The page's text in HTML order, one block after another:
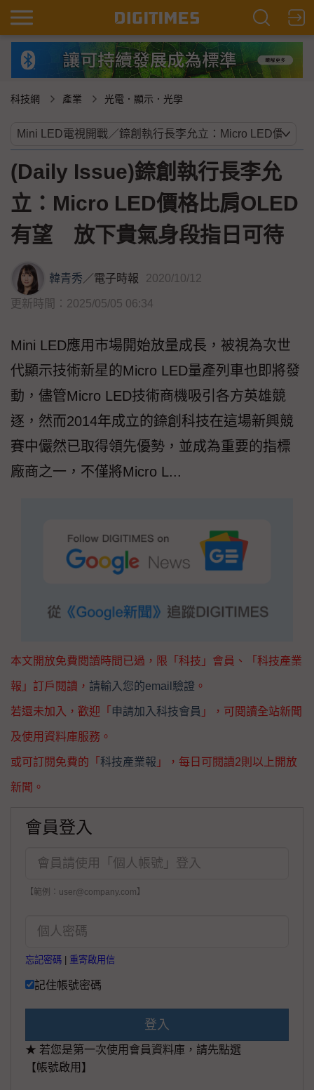
科技網 產業 光電．顯示．光學
(Daily Issue)錼創執行長李允
立：Micro LED價格比肩OLED
有望 放下貴氣身段指日可待
韓青秀／電子時報 2020/10/12
更新時間：2025/05/05 06:34
Mini LED應用市場開始放量成長，被視為次世
代顯示技術新星的Micro LED量產列車也即將發
動，儘管Micro LED技術商機吸引各方英雄競
逐，然而2014年成立的錼創科技在這場新興競
賽中儼然已取得領先優勢，並成為重要的指標
廠商之一，不僅將Micro L...
本文開放免費閱讀時間已過，限「科技」會員、「科技產業
報」訂戶閱讀， 請輸入您的email驗證 。
若還未加入，歡迎「 申請加入科技會員 」，可閱讀全站新聞
及使用資料庫服務。
或可訂閱免費的「 科技產業報 」，每日可閱讀2則以上開放
新聞。
會員登入
【範例：user@company.com】
忘記密碼 重寄啟用信
記住帳號密碼
登入
★ 若您是第一次使用會員資料庫，請先點選
【帳號啟用】